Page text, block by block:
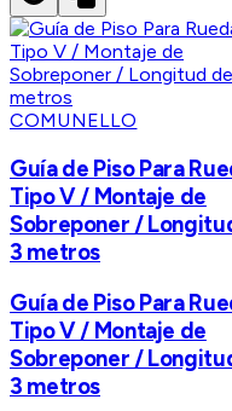
COMUNELLO
Guía de Piso Para
Tipo V / Montaje de
Sobreponer /
3 metros
Guía de Piso Para
Tipo V / Montaje de
Sobreponer /
3 metros